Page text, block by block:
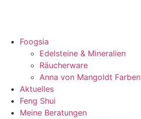
Foogsia
Edelsteine & Mineralien
Räucherware
Anna von Mangoldt Farben
Aktuelles
Feng Shui
Meine Beratungen